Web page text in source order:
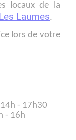
locaux de la
Laumes.
lors de votre
- 17h30
- 16h